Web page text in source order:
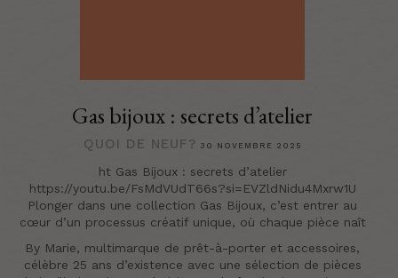
Gas bijoux : secrets d’atelier
QUOI DE NEUF? 30 NOVEMBRE 2025
ht Gas Bijoux : secrets d’atelier
https://youtu.be/FsMdVUdT66s?si=EVZldNidu4Mxrw1U
Plonger dans une collection Gas Bijoux, c’est entrer au
cœur d’un processus créatif unique, où chaque pièce naît
By Marie, multimarque de prêt-à-porter et accessoires,
célèbre 25 ans d’existence avec une sélection de pièces